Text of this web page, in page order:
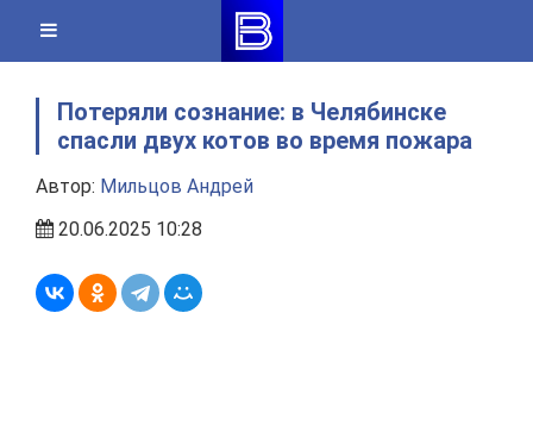
content
Потеряли сознание: в Челябинске
спасли двух котов во время пожара
Автор: Мильцов Андрей
20.06.2025 10:28